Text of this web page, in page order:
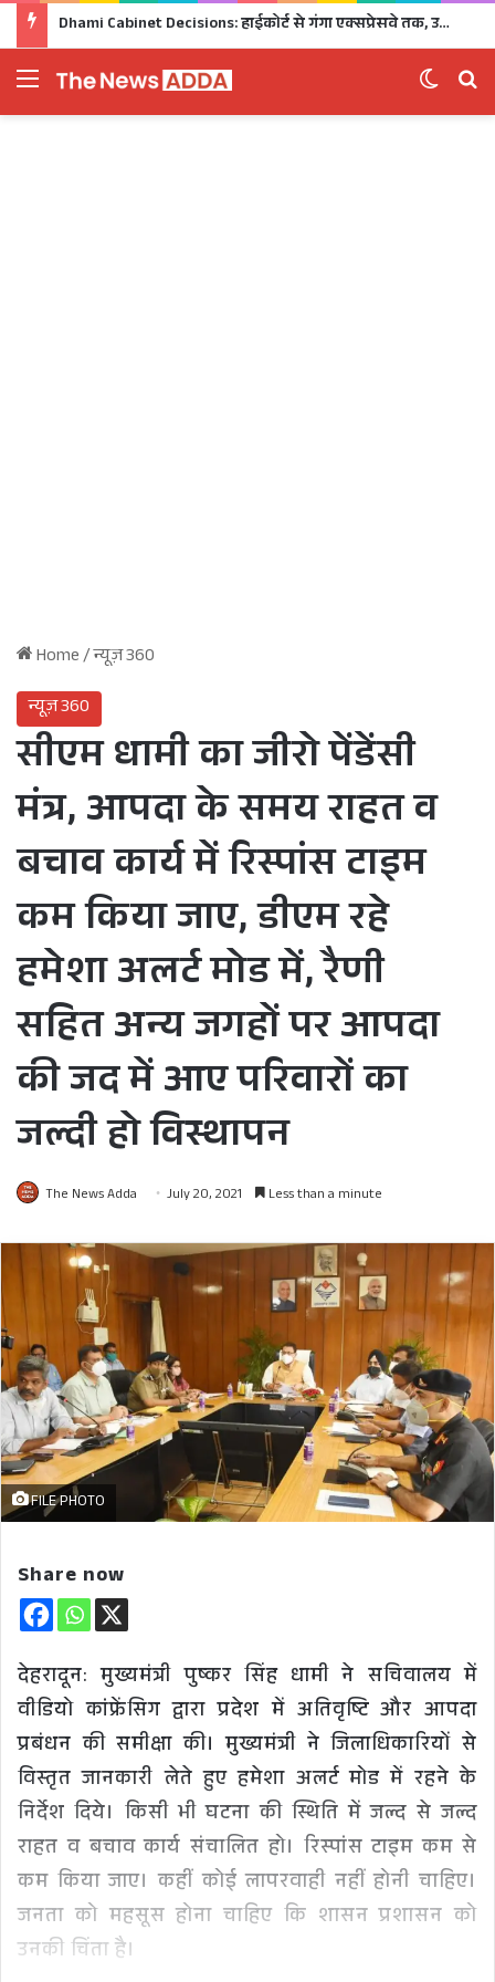
Dhami Cabinet Decisions: हाईकोर्ट से गंगा एक्सप्रेसवे तक, उत्तराखंड कैबिनेट के बड़े फैसले Click
Menu
Home/न्यूज़ 360
न्यूज़ 360
सीएम धामी का जीरो पेंडेंसी
मंत्र, आपदा के समय राहत व
बचाव कार्य में रिस्पांस टाइम
कम किया जाए, डीएम रहे
हमेशा अलर्ट मोड में, रैणी
सहित अन्य जगहों पर आपदा
की जद में आए परिवारों का
जल्दी हो विस्थापन
The News Adda July 20, 2021 Less than a minute
FILE PHOTO
Share now
देहरादून: मुख्यमंत्री पुष्कर सिंह धामी ने सचिवालय में
वीडियो कांफ्रेंसिग द्वारा प्रदेश में अतिवृष्टि और आपदा
प्रबंधन की समीक्षा की। मुख्यमंत्री ने जिलाधिकारियों से
विस्तृत जानकारी लेते हुए हमेशा अलर्ट मोड में रहने के
निर्देश दिये। किसी भी घटना की स्थिति में जल्द से जल्द
राहत व बचाव कार्य संचालित हो। रिस्पांस टाइम कम से
कम किया जाए। कहीं कोई लापरवाही नहीं होनी चाहिए।
जनता को महसूस होना चाहिए कि शासन प्रशासन को
उनकी चिंता है।